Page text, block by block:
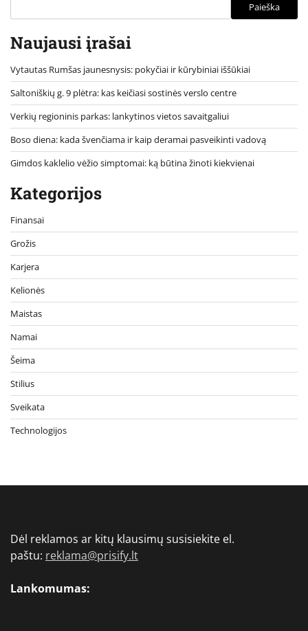
Paieška
Naujausi įrašai
Vytautas Rumšas jaunesnysis: pokyčiai ir kūrybiniai iššūkiai
Saltoniškių g. 9 plėtra: kas keičiasi sostinės verslo centre
Verkių regioninis parkas: lankytinos vietos savaitgaliui
Boso diena: kada švenčiama ir kaip deramai pasveikinti vadovą
Gimdos kaklelio vėžio simptomai: ką būtina žinoti kiekvienai
Kategorijos
Finansai
Grožis
Karjera
Kelionės
Maistas
Namai
Šeima
Stilius
Sveikata
Technologijos
Dėl reklamos ar kitų klausimų susisiekite el.
paštu: reklama@prisify.lt
Lankomumas: